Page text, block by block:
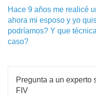
Hace 9 años me realicé
ahora mi esposo y yo
podríamos? Y que
caso?
Pregunta a un experto
FIV